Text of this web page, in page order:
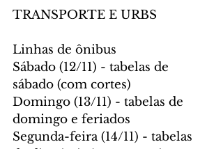
TRANSPORTE E URBS
Linhas de ônibus
Sábado (12/11) - tabelas de
sábado (com cortes)
Domingo (13/11) - tabelas de
domingo e feriados
Segunda-feira (14/11) - tabelas